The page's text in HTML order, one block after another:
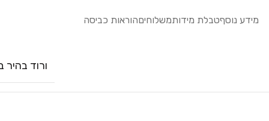
מידע נוסףטבלת מידותמשלוחיםהוראות כביסה
ורוד בהיר